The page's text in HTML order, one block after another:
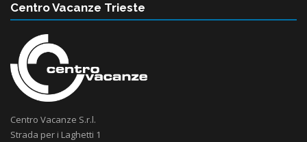
Centro Vacanze Trieste
Centro Vacanze S.r.l.
Strada per i Laghetti 1